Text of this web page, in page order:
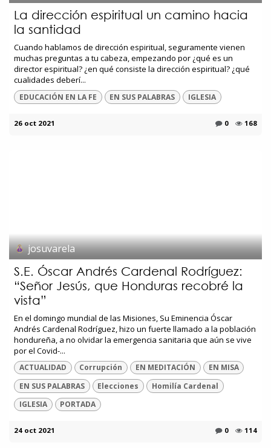
La dirección espiritual un camino hacia
la santidad
Cuando hablamos de dirección espiritual, seguramente vienen
muchas preguntas a tu cabeza, empezando por ¿qué es un
director espiritual? ¿en qué consiste la dirección espiritual? ¿qué
cualidades deberí...
EDUCACIÓN EN LA FE EN SUS PALABRAS IGLESIA
26 oct 2021 0 168
josuvarela
S.E. Óscar Andrés Cardenal Rodríguez:
“Señor Jesús, que Honduras recobré la
vista”
En el domingo mundial de las Misiones, Su Eminencia Óscar
Andrés Cardenal Rodríguez, hizo un fuerte llamado a la población
hondureña, a no olvidar la emergencia sanitaria que aún se vive
por el Covid-...
ACTUALIDAD Corrupción EN MEDITACIÓN
EN MISA
EN SUS PALABRAS
Elecciones
Homilía Cardenal
IGLESIA
PORTADA
24 oct 2021 0 114